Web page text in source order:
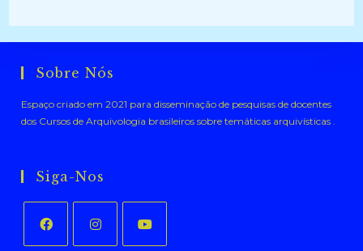
Sobre Nós
Espaço criado em 2021 para disseminação de pesquisas de docentes
dos Cursos de Arquivologia brasileiros sobre temáticas arquivísticas .
Siga-Nos